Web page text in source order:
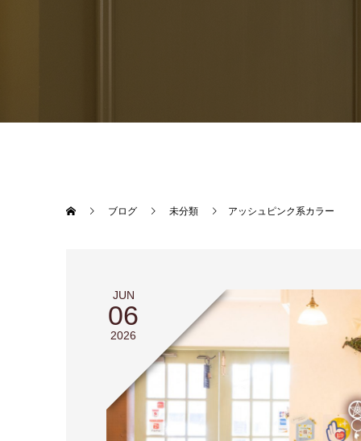
ブログ 未分類 アッシュピンク系カラー
JUN
06
2026